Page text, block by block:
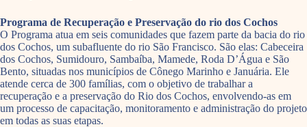
Programa de Recuperação e Preservação do rio dos Cochos
O Programa atua em seis comunidades que fazem parte da bacia do rio
dos Cochos, um subafluente do rio São Francisco. São elas: Cabeceira
dos Cochos, Sumidouro, Sambaíba, Mamede, Roda D’Água e São
Bento, situadas nos municípios de Cônego Marinho e Januária. Ele
atende cerca de 300 famílias, com o objetivo de trabalhar a
recuperação e a preservação do Rio dos Cochos, envolvendo-as em
um processo de capacitação, monitoramento e administração do projeto
em todas as suas etapas.